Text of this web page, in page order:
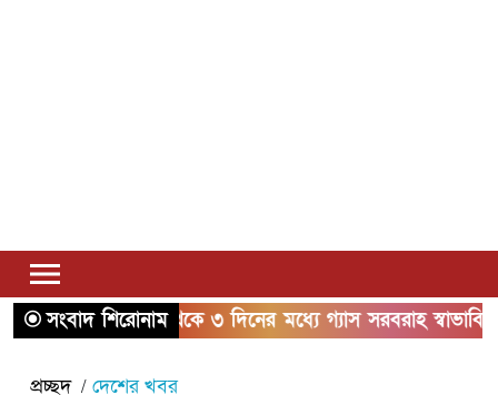
সংবাদ শিরোনাম
২ থেকে ৩ দিনের মধ্যে গ্যাস সরবরাহ স্বাভাবিক হবে:
প্রচ্ছদ দেশের খবর